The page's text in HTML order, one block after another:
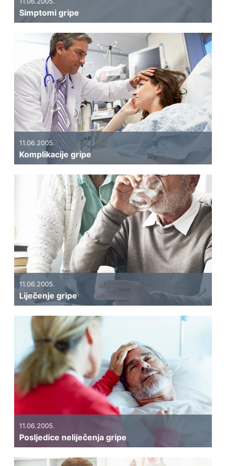
Simptomi gripe
11.06.2005.
Komplikacije gripe
11.06.2005.
Liječenje gripe
11.06.2005.
Posljedice neliječenja gripe